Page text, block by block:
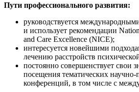
Пути профессионального развития:
руководствуется
и использует рекомендации
and Care Excellence (NICE);
интересуется новейшими
лечению расстройств
постоянно совершенствует свои
посещения тематических научно-
конференций, в том числе с